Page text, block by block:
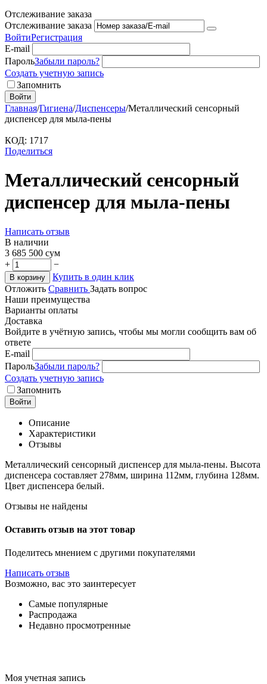
Отслеживание заказа
Отслеживание заказа
ВойтиРегистрация
E-mail
ПарольЗабыли пароль?
Создать учетную запись
Запомнить
Войти
Главная/Гигиена/Диспенсеры/Металлический сенсорный
диспенсер для мыла-пены
КОД: 1717
Поделиться
Металлический сенсорный
диспенсер для мыла-пены
Написать отзыв
В наличии
3 685 500 сум
+
−
В корзину
Купить в один клик
Отложить Сравнить Задать вопрос
Наши преимущества
Варианты оплаты
Доставка
Войдите в учётную запись, чтобы мы могли сообщить вам об
ответе
E-mail
ПарольЗабыли пароль?
Создать учетную запись
Запомнить
Войти
Описание
Характеристики
Отзывы
Металлический сенсорный диспенсер для мыла-пены. Высота
диспенсера составляет 278мм, ширина 112мм, глубина 128мм.
Цвет диспенсера белый.
Отзывы не найдены
Оставить отзыв на этот товар
Поделитесь мнением с другими покупателями
Написать отзыв
Возможно, вас это заинтересует
Самые популярные
Распродажа
Недавно просмотренные
Моя учетная запись